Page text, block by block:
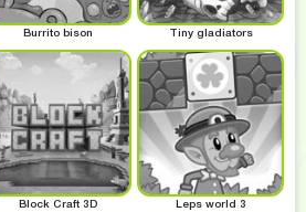
Burrito bison Tiny gladiators
Block Craft 3D Leps world 3